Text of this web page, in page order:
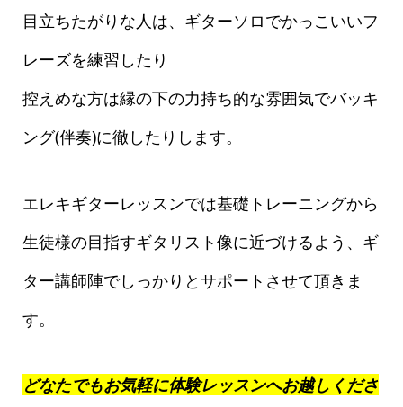
目立ちたがりな人は、ギターソロでかっこいいフ
レーズを練習したり
控えめな方は縁の下の力持ち的な雰囲気でバッキ
ング(伴奏)に徹したりします。
エレキギターレッスンでは基礎トレーニングから
生徒様の目指すギタリスト像に近づけるよう、ギ
ター講師陣でしっかりとサポートさせて頂きま
す。
どなたでもお気軽に体験レッスンへお越しくださ